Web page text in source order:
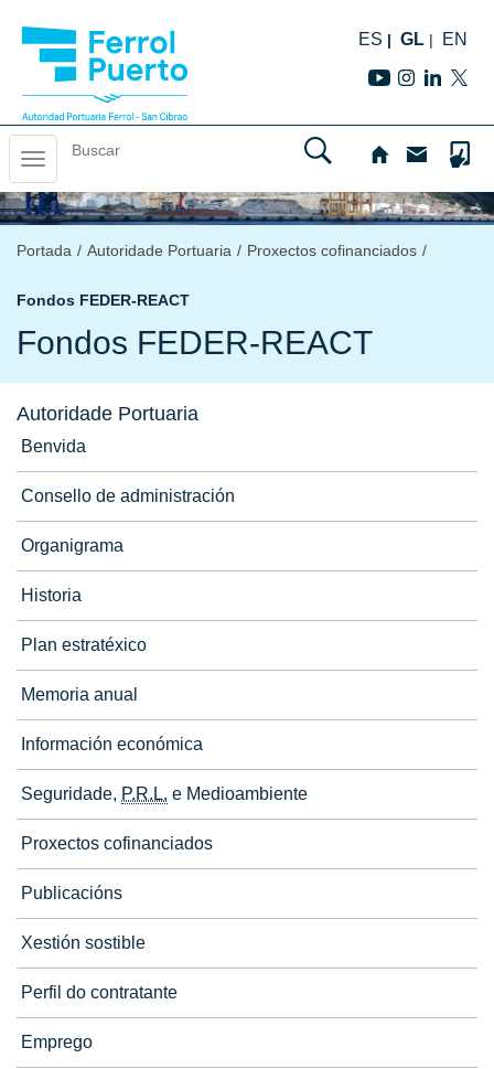
Skip
ES GL EN
Toggle
Portada / Autoridade Portuaria / Proxectos cofinanciados /
Fondos FEDER-REACT
Fondos FEDER-REACT
Autoridade Portuaria
Benvida
Consello de administración
Organigrama
Historia
Plan estratéxico
Memoria anual
Información económica
Seguridade, P.R.L. e Medioambiente
Proxectos cofinanciados
Publicacións
Xestión sostible
Perfil do contratante
Emprego